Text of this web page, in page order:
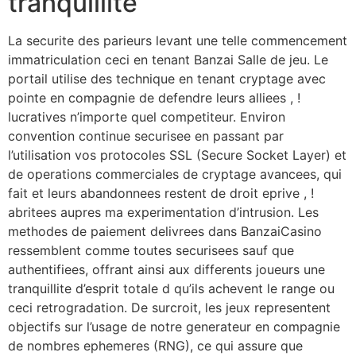
La securite des parieurs levant une telle commencement
immatriculation ceci en tenant Banzai Salle de jeu. Le
portail utilise des technique en tenant cryptage avec
pointe en compagnie de defendre leurs alliees , !
lucratives n’importe quel competiteur. Environ
convention continue securisee en passant par
l’utilisation vos protocoles SSL (Secure Socket Layer) et
de operations commerciales de cryptage avancees, qui
fait et leurs abandonnees restent de droit eprive , !
abritees aupres ma experimentation d’intrusion. Les
methodes de paiement delivrees dans BanzaiCasino
ressemblent comme toutes securisees sauf que
authentifiees, offrant ainsi aux differents joueurs une
tranquillite d’esprit totale d qu’ils achevent le range ou
ceci retrogradation. De surcroit, les jeux representent
objectifs sur l’usage de notre generateur en compagnie
de nombres ephemeres (RNG), ce qui assure que